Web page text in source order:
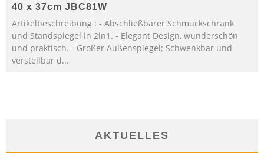
40 x 37cm JBC81W
Artikelbeschreibung : - Abschließbarer Schmuckschrank
und Standspiegel in 2in1. - Elegant Design, wunderschön
und praktisch. - Großer Außenspiegel; Schwenkbar und
verstellbar d...
AKTUELLES